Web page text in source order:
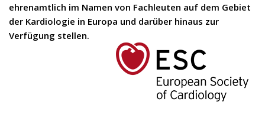
ehrenamtlich im Namen von Fachleuten auf dem Gebiet
der Kardiologie in Europa und darüber hinaus zur
Verfügung stellen.